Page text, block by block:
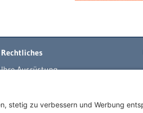
Rechtliches
Ihre Ausrüstung
Datenschutzerklärung